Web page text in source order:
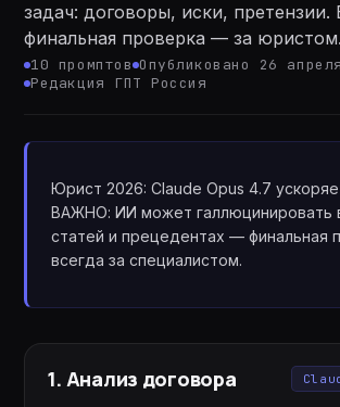
задач: договоры, иски,
финальная проверка — за юристом.
10 промптов Опубликовано 26
Редакция ГПТ Россия
Юрист 2026: Claude Opus 4.7
ВАЖНО: ИИ может галлюцинировать
статей и прецедентах — финальная
всегда за специалистом.
1. Анализ договора